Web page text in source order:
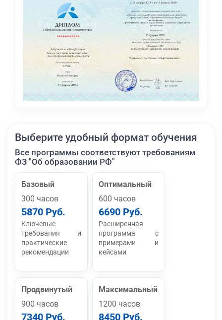
Выберите удобный формат обучения
Все программы соответствуют требованиям
ФЗ "Об образовании РФ"
Базовый
300 часов
5870 Руб.
Ключевые
требования и
практические
рекомендации
Оптимальный
600 часов
6690 Руб.
Расширенная
программа с
примерами и
кейсами
Продвинутый
900 часов
7340 Руб.
Максимальный
1200 часов
8450 Руб.